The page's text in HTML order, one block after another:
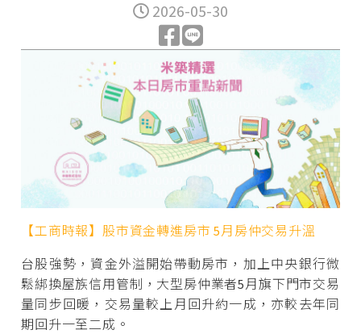
2026-05-30
【工商時報】股市資金轉進房市 5月房仲交易升溫
台股強勢，資金外溢開始帶動房市，加上中央銀行微
鬆綁換屋族信用管制，大型房仲業者5月旗下門市交易
量同步回暖，交易量較上月回升約一成，亦較去年同
期回升一至二成。